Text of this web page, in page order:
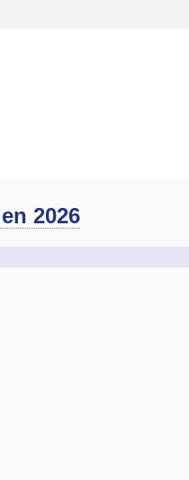
2026